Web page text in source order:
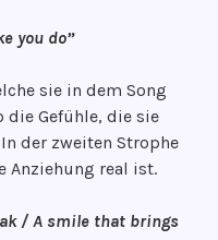
you do”
sie in dem Song
Gefühle, die sie
der zweiten Strophe
Anziehung real ist.
/ A smile that brings